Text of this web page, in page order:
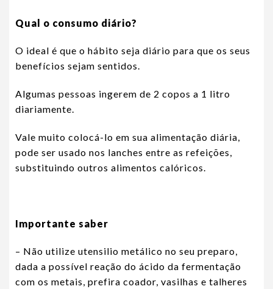
Qual o consumo diário?
O ideal é que o hábito seja diário para que os seus
benefícios sejam sentidos.
Algumas pessoas ingerem de 2 copos a 1 litro
diariamente.
Vale muito colocá-lo em sua alimentação diária,
pode ser usado nos lanches entre as refeições,
substituindo outros alimentos calóricos.
Importante saber
– Não utilize utensilio metálico no seu preparo,
dada a possível reação do ácido da fermentação
com os metais, prefira coador, vasilhas e talheres